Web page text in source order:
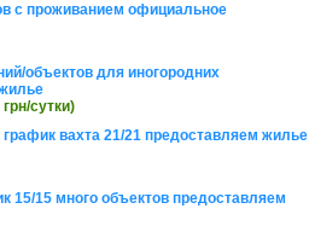
с проживанием официальное
объектов для иногородних
сутки)
вахта 21/21 предоставляем жилье
15/15 много объектов предоставляем